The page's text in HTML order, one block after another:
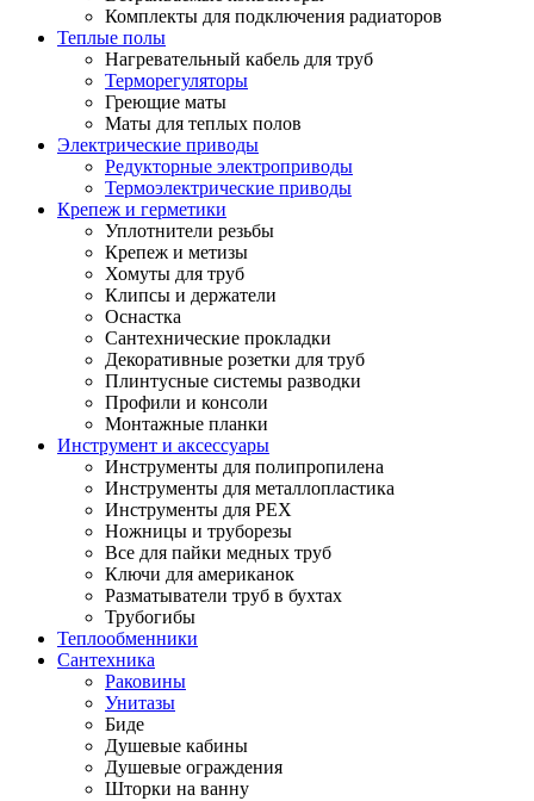
Комплекты для подключения радиаторов
Теплые полы
Нагревательный кабель для труб
Терморегуляторы
Греющие маты
Маты для теплых полов
Электрические приводы
Редукторные электроприводы
Термоэлектрические приводы
Крепеж и герметики
Уплотнители резьбы
Крепеж и метизы
Хомуты для труб
Клипсы и держатели
Оснастка
Сантехнические прокладки
Декоративные розетки для труб
Плинтусные системы разводки
Профили и консоли
Монтажные планки
Инструмент и аксессуары
Инструменты для полипропилена
Инструменты для металлопластика
Инструменты для PEX
Ножницы и труборезы
Все для пайки медных труб
Ключи для американок
Разматыватели труб в бухтах
Трубогибы
Теплообменники
Сантехника
Раковины
Унитазы
Биде
Душевые кабины
Душевые ограждения
Шторки на ванну